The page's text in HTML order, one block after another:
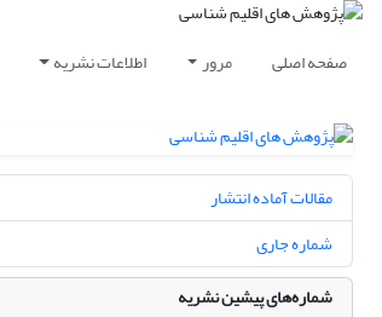
صفحه اصلی مرور اطلاعات نشریه
مقالات آماده انتشار
شماره جاری
شماره‌های پیشین نشریه